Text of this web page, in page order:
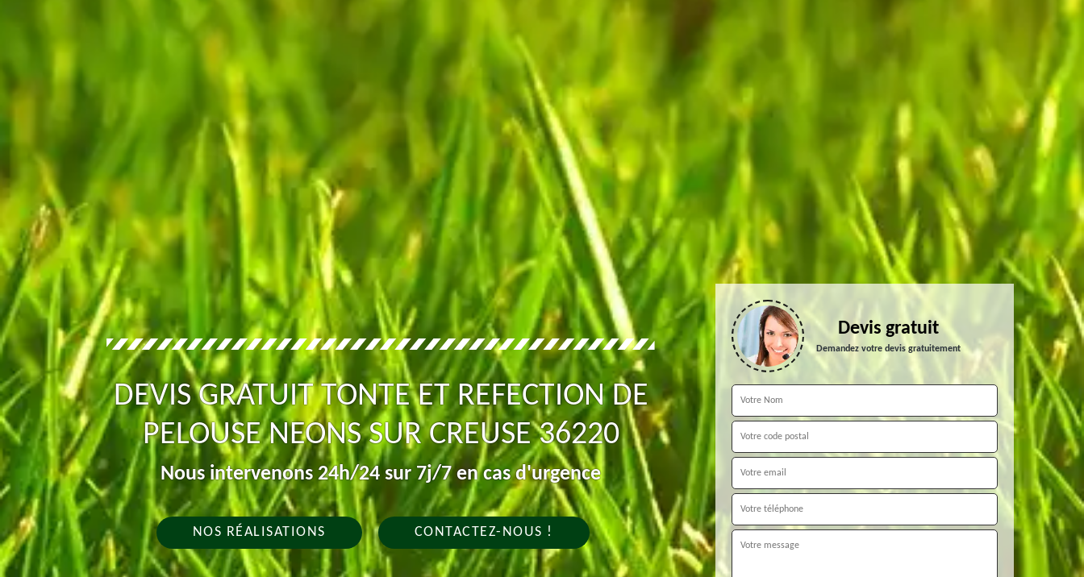
DEVIS GRATUIT TONTE ET REFECTION DE
PELOUSE NEONS SUR CREUSE 36220
Nous intervenons 24h/24 sur 7j/7 en cas d'urgence
NOS RÉALISATIONS CONTACTEZ-NOUS !
Devis gratuit
Demandez votre devis gratuitement